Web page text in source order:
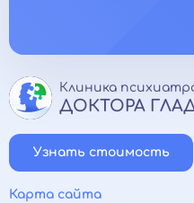
Клиника
ДОКТОРА
Узнать стоимость
Карта сайта